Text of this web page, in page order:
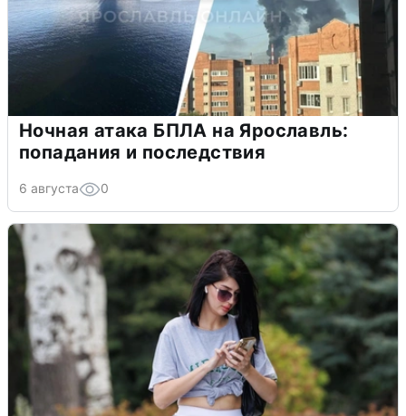
Ночная атака БПЛА на Ярославль:
попадания и последствия
6 августа 0